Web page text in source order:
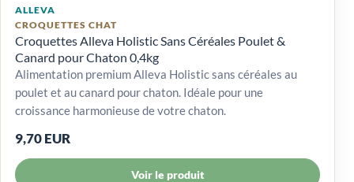
ALLEVA
CROQUETTES CHAT
Croquettes Alleva Holistic Sans Céréales Poulet &
Canard pour Chaton 0,4kg
Alimentation premium Alleva Holistic sans céréales au
poulet et au canard pour chaton. Idéale pour une
croissance harmonieuse de votre chaton.
9,70 EUR
Voir le produit